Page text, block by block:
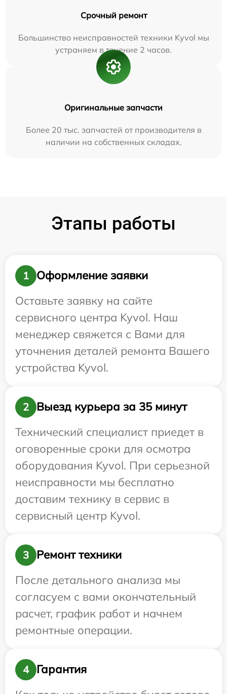
Срочный ремонт
Большинство неисправностей техники Kyvol мы
устраняем в течение 2 часов.
Оригинальные запчасти
Более 20 тыс. запчастей от производителя в
наличии на собственных складах.
Этапы работы
1
Оформление заявки
Оставьте заявку на сайте
сервисного центра Kyvol. Наш
менеджер свяжется с Вами для
уточнения деталей ремонта Вашего
устройства Kyvol.
2
Выезд курьера за 35 минут
Технический специалист приедет в
оговоренные сроки для осмотра
оборудования Kyvol. При серьезной
неисправности мы бесплатно
доставим технику в сервис в
сервисный центр Kyvol.
3
Ремонт техники
После детального анализа мы
согласуем с вами окончательный
расчет, график работ и начнем
ремонтные операции.
4
Гарантия